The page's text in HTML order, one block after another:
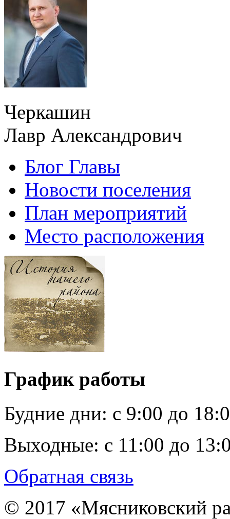
Черкашин
Лавр Александрович
Блог Главы
Новости поселения
План мероприятий
Место расположения
График работы
Будние дни: c 9:00 до
Выходные: с 11:00 до
Обратная связь
© 2017 «Мясниковский